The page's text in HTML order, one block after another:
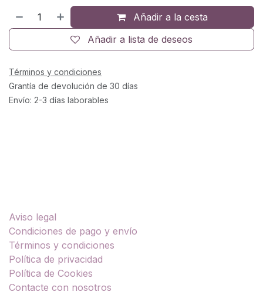
Añadir a la cesta
Añadir a lista de deseos
Términos y condiciones
Grantía de devolución de 30 días
Envío: 2-3 días laborables
Aviso legal
Condiciones de pago y envío
Términos y condiciones
Política de privacidad
Política de Cookies
Contacte con nosotros